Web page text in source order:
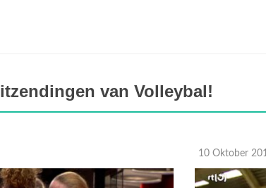
van Volleybal!
10 Oktober